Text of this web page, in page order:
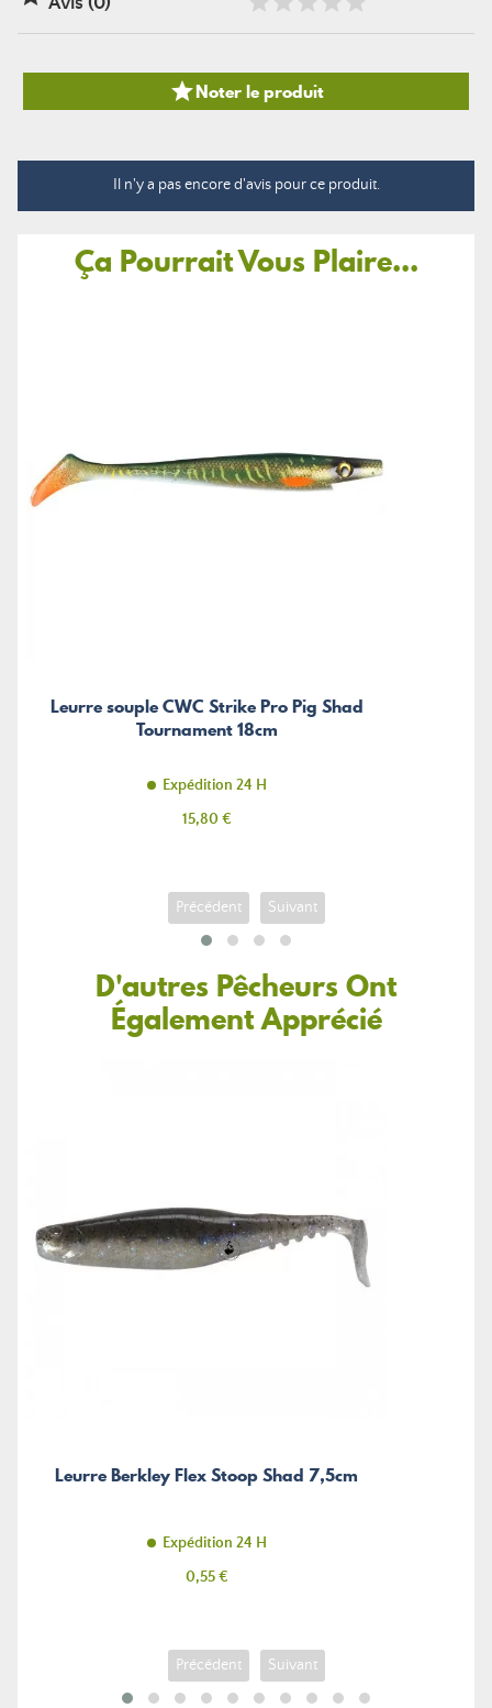
Noter le produit
Il n'y a pas encore d'avis pour ce produit.
Ça Pourrait Vous Plaire...
Leurre souple CWC Strike Pro Pig Shad
Tournament 18cm
Expédition 24 H
Prix
15,80 €
Précédent Suivant
D'autres Pêcheurs Ont
Également Apprécié
Leurre Berkley Flex Stoop Shad 7,5cm
Expédition 24 H
Prix
0,55 €
Précédent Suivant